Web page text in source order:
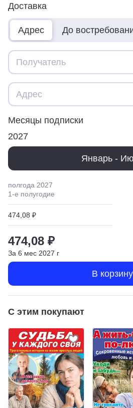
Доставка
Адрес До
Месяцы подписки
2027
Январь -
полгода 2027
1-е полугодие
474,08 ₽
474,08 ₽
За 6 мес 2027 г
В корзину
С этим покупают